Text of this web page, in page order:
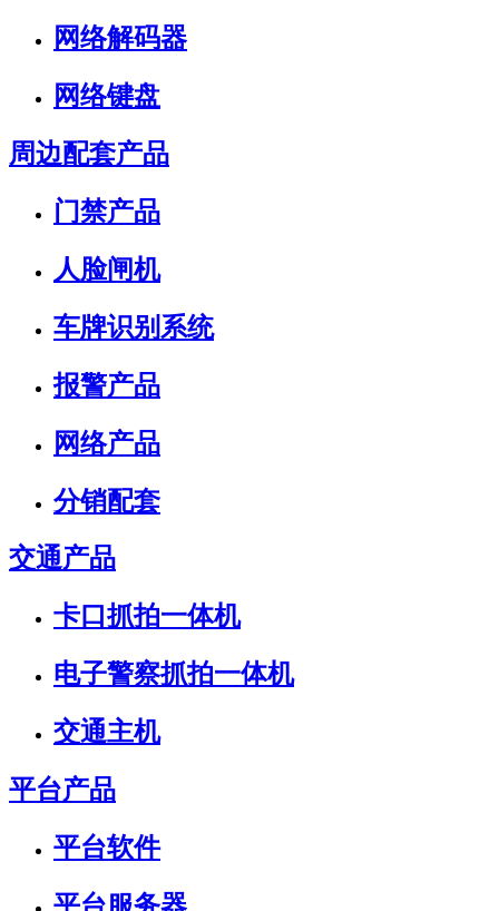
网络解码器
网络键盘
周边配套产品
门禁产品
人脸闸机
车牌识别系统
报警产品
网络产品
分销配套
交通产品
卡口抓拍一体机
电子警察抓拍一体机
交通主机
平台产品
平台软件